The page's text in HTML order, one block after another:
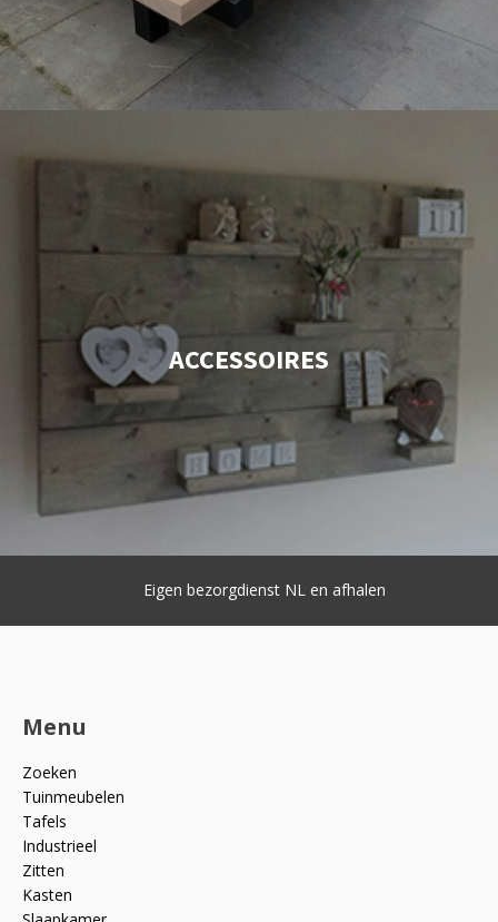
ACCESSOIRES
Eigen bezorgdienst NL en afhalen
Menu
Zoeken
Tuinmeubelen
Tafels
Industrieel
Zitten
Kasten